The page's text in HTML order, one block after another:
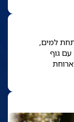
למים,
עם גוף